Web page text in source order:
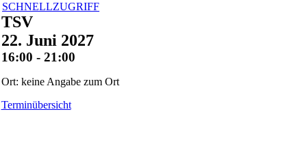
SCHNELLZUGRIFF
TSV
22. Juni 2027
16:00 - 21:00
Ort: keine Angabe zum Ort
Terminübersicht